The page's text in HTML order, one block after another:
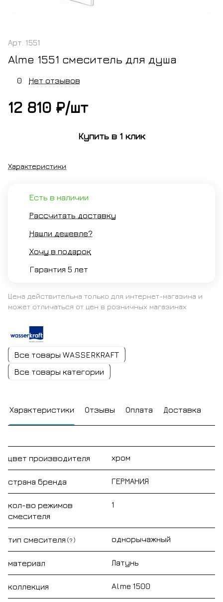
Арт. 1551
Alme 1551 смеситель для душа
0 Нет отзывов
12 810 ₽/шт
Купить в 1 клик
Характеристики
Есть в наличии
Рассчитать доставку
Нашли дешевле?
Хочу в подарок
Гарантия 5 лет
Цена действительна только для интернет-магазина и
может отличаться от цен в розничных магазинах
Все товары WASSERKRAFT
Все товары категории
Характеристики Отзывы Оплата Доставка
цвет производителя хром
страна бренда ГЕРМАНИЯ
кол-во режимов
смесителя
1
тип смесителя ? однорычажный
материал Латунь
коллекция Alme 1500